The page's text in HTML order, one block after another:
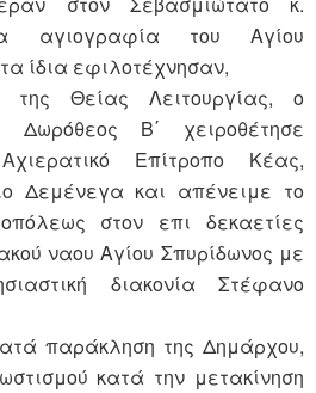
αγιογραφία του Αγίου
ίδια εφιλοτέχνησαν,
Θείας Λειτουργίας, ο
Δωρόθεος Β΄ χειροθέτησε
Επίτροπο Κέας,
Δεμένεγα και απένειμε το
στον επι δεκαετίες
ναου Αγίου Σπυρίδωνος με
διακονία Στέφανο
παράκληση της Δημάρχου,
κατά την μετακίνηση